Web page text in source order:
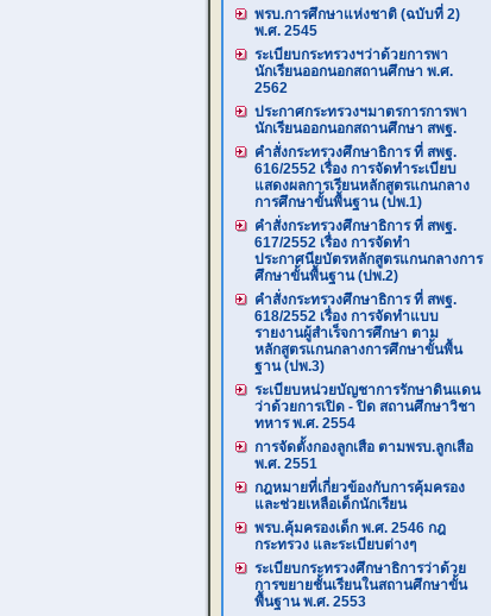
พรบ.การศึกษาแห่งชาติ (ฉบับที่ 2)
พ.ศ. 2545
ระเบียบกระทรวงฯว่าด้วยการพา
นักเรียนออกนอกสถานศึกษา พ.ศ.
2562
ประกาศกระทรวงฯมาตรการการพา
นักเรียนออกนอกสถานศึกษา สพฐ.
คำสั่งกระทรวงศึกษาธิการ ที่ สพฐ.
616/2552 เรื่อง การจัดทำระเบียบ
แสดงผลการเรียนหลักสูตรแกนกลาง
การศึกษาขั้นพื้นฐาน (ปพ.1)
คำสั่งกระทรวงศึกษาธิการ ที่ สพฐ.
617/2552 เรื่อง การจัดทำ
ประกาศนียบัตรหลักสูตรแกนกลางการ
ศึกษาขั้นพื้นฐาน (ปพ.2)
คำสั่งกระทรวงศึกษาธิการ ที่ สพฐ.
618/2552 เรื่อง การจัดทำแบบ
รายงานผู้สำเร็จการศึกษา ตาม
หลักสูตรแกนกลางการศึกษาขั้นพื้น
ฐาน (ปพ.3)
ระเบียบหน่วยบัญชาการรักษาดินแดน
ว่าด้วยการเปิด - ปิด สถานศึกษาวิชา
ทหาร พ.ศ. 2554
การจัดตั้งกองลูกเสือ ตามพรบ.ลูกเสือ
พ.ศ. 2551
กฎหมายที่เกี่ยวข้องกับการคุ้มครอง
และช่วยเหลือเด็กนักเรียน
พรบ.คุ้มครองเด็ก พ.ศ. 2546 กฎ
กระทรวง และระเบียบต่างๆ
ระเบียบกระทรวงศึกษาธิการว่าด้วย
การขยายชั้นเรียนในสถานศึกษาขั้น
พื้นฐาน พ.ศ. 2553